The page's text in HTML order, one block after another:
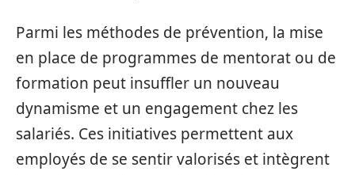
Parmi les méthodes de prévention, la mise
en place de programmes de mentorat ou de
formation peut insuffler un nouveau
dynamisme et un engagement chez les
salariés. Ces initiatives permettent aux
employés de se sentir valorisés et intègrent